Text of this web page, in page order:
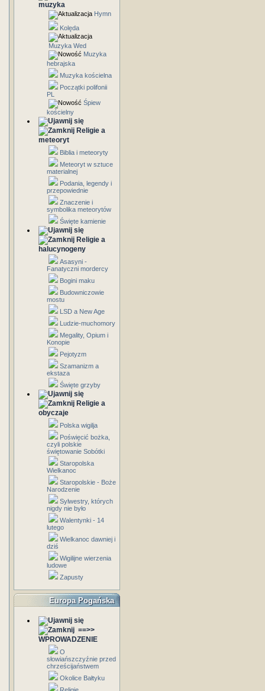
muzyka
Hymn
Kolęda
Muzyka Wed
Muzyka
hebrajska
Muzyka kościelna
Początki polifonii
PL
Śpiew
kościelny
Religie a
meteoryt
Biblia i meteoryty
Meteoryt w sztuce
materialnej
Podania, legendy i
przepowiednie
Znaczenie i
symbolika meteorytów
Święte kamienie
Religie a
halucynogeny
Asasyni -
Fanatyczni mordercy
Bogini maku
Budowniczowie
mostu
LSD a New Age
Ludzie-muchomory
Megality, Opium i
Konopie
Pejotyzm
Szamanizm a
ekstaza
Święte grzyby
Religie a
obyczaje
Polska wigilja
Poświęcić bożka,
czyli polskie
świętowanie Sobótki
Staropolska
Wielkanoc
Staropolskie - Boże
Narodzenie
Sylwestry, których
nigdy nie było
Walentynki - 14
lutego
Wielkanoc dawniej i
dziś
Wigilijne wierzenia
ludowe
Zapusty
Europa Pogańska
==>>
WPROWADZENIE
O
słowiańszczyźnie przed
chrześcijaństwem
Okolice Bałtyku